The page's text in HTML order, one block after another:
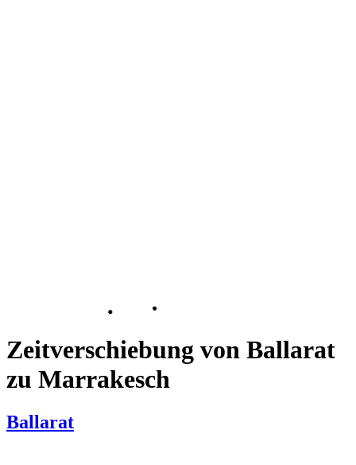
Zeitverschiebung von Ballarat
zu Marrakesch
Ballarat